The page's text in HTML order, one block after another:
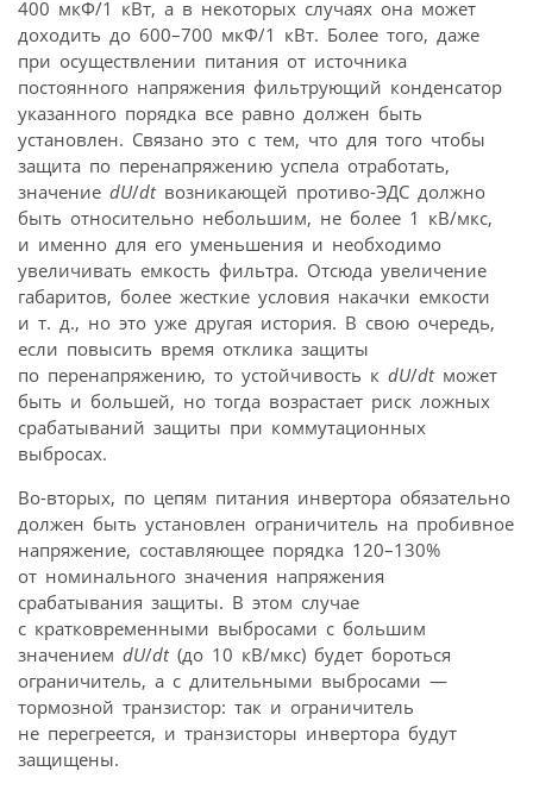
400 мкФ/1 кВт, а в некоторых случаях она может
доходить до 600–700 мкФ/1 кВт. Более того, даже
при осуществлении питания от источника
постоянного напряжения фильтрующий конденсатор
указанного порядка все равно должен быть
установлен. Связано это с тем, что для того чтобы
защита по перенапряжению успела отработать,
значение dU/dtвозникающей противо-ЭДС должно
быть относительно небольшим, не более 1 кВ/мкс,
и именно для его уменьшения и необходимо
увеличивать емкость фильтра. Отсюда увеличение
габаритов, более жесткие условия накачки емкости
и т. д., но это уже другая история. В свою очередь,
если повысить время отклика защиты
по перенапряжению, то устойчивость к dU/dtможет
быть и большей, но тогда возрастает риск ложных
срабатываний защиты при коммутационных
выбросах.
Во-вторых, по цепям питания инвертора обязательно
должен быть установлен ограничитель на пробивное
напряжение, составляющее порядка 120–130%
от номинального значения напряжения
срабатывания защиты. В этом случае
с кратковременными выбросами с большим
значением dU/dt(до 10 кВ/мкс) будет бороться
ограничитель, а с длительными выбросами —
тормозной транзистор: так и ограничитель
не перегреется, и транзисторы инвертора будут
защищены.